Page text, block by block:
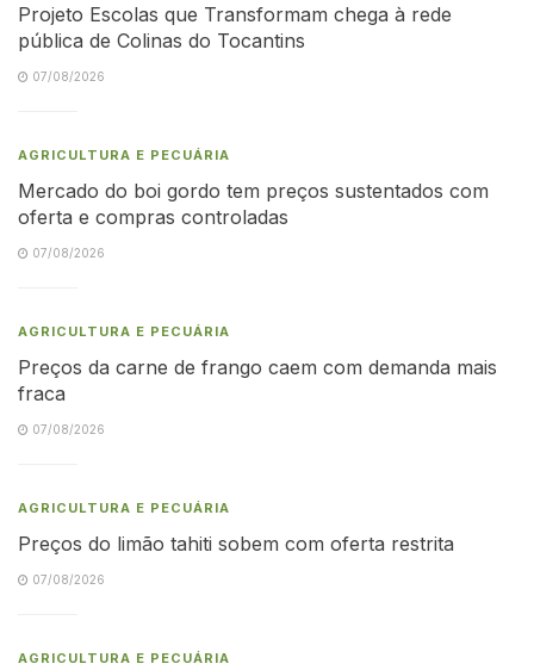
Projeto Escolas que Transformam chega à rede
pública de Colinas do Tocantins
07/08/2026
AGRICULTURA E PECUÁRIA
Mercado do boi gordo tem preços sustentados com
oferta e compras controladas
07/08/2026
AGRICULTURA E PECUÁRIA
Preços da carne de frango caem com demanda mais
fraca
07/08/2026
AGRICULTURA E PECUÁRIA
Preços do limão tahiti sobem com oferta restrita
07/08/2026
AGRICULTURA E PECUÁRIA